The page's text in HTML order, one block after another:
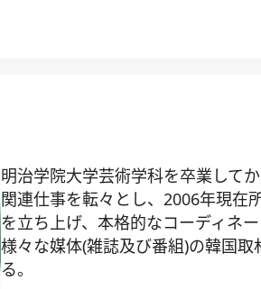
明治学院大学芸術学科を卒業して
関連仕事を転々とし、2006年現在
を立ち上げ、本格的なコーディネ
様々な媒体(雑誌及び番組)の韓国
る。